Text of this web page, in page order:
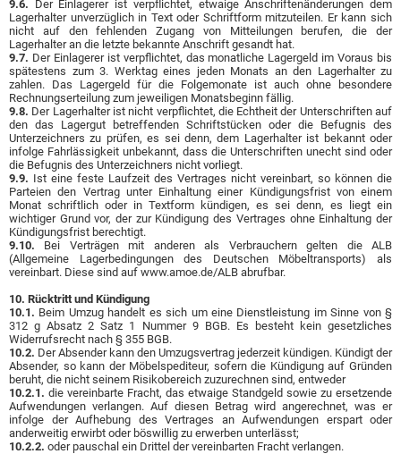
9.6. Der Einlagerer ist verpflichtet, etwaige Anschriftenänderungen dem
Lagerhalter unverzüglich in Text oder Schriftform mitzuteilen. Er kann sich
nicht auf den fehlenden Zugang von Mitteilungen berufen, die der
Lagerhalter an die letzte bekannte Anschrift gesandt hat.
9.7. Der Einlagerer ist verpflichtet, das monatliche Lagergeld im Voraus bis
spätestens zum 3. Werktag eines jeden Monats an den Lagerhalter zu
zahlen. Das Lagergeld für die Folgemonate ist auch ohne besondere
Rechnungserteilung zum jeweiligen Monatsbeginn fällig.
9.8. Der Lagerhalter ist nicht verpflichtet, die Echtheit der Unterschriften auf
den das Lagergut betreffenden Schriftstücken oder die Befugnis des
Unterzeichners zu prüfen, es sei denn, dem Lagerhalter ist bekannt oder
infolge Fahrlässigkeit unbekannt, dass die Unterschriften unecht sind oder
die Befugnis des Unterzeichners nicht vorliegt.
9.9. Ist eine feste Laufzeit des Vertrages nicht vereinbart, so können die
Parteien den Vertrag unter Einhaltung einer Kündigungsfrist von einem
Monat schriftlich oder in Textform kündigen, es sei denn, es liegt ein
wichtiger Grund vor, der zur Kündigung des Vertrages ohne Einhaltung der
Kündigungsfrist berechtigt.
9.10. Bei Verträgen mit anderen als Verbrauchern gelten die ALB
(Allgemeine Lagerbedingungen des Deutschen Möbeltransports) als
vereinbart. Diese sind auf www.amoe.de/ALB abrufbar.
10. Rücktritt und Kündigung
10.1. Beim Umzug handelt es sich um eine Dienstleistung im Sinne von §
312 g Absatz 2 Satz 1 Nummer 9 BGB. Es besteht kein gesetzliches
Widerrufsrecht nach § 355 BGB.
10.2. Der Absender kann den Umzugsvertrag jederzeit kündigen. Kündigt der
Absender, so kann der Möbelspediteur, sofern die Kündigung auf Gründen
beruht, die nicht seinem Risikobereich zuzurechnen sind, entweder
10.2.1. die vereinbarte Fracht, das etwaige Standgeld sowie zu ersetzende
Aufwendungen verlangen. Auf diesen Betrag wird angerechnet, was er
infolge der Aufhebung des Vertrages an Aufwendungen erspart oder
anderweitig erwirbt oder böswillig zu erwerben unterlässt;
10.2.2. oder pauschal ein Drittel der vereinbarten Fracht verlangen.